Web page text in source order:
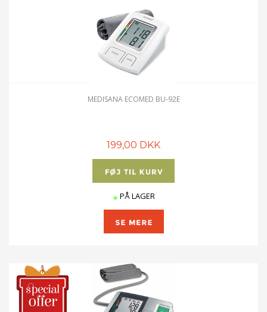
MEDISANA ECOMED BU-92E
199,00 DKK
PÅ LAGER